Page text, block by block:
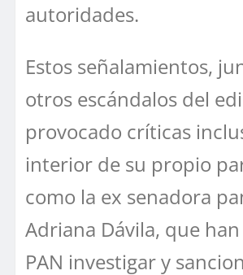
autoridades.
Estos señalamientos,
otros escándalos del
provocado críticas
interior de su propio
como la ex senadora
Adriana Dávila, que
PAN investigar y